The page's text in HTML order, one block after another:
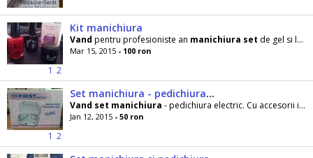
1 2
Kit manichiura
Vand pentru profesioniste an manichiura set de gel si lac plus pitre colorate la un pret promo !!!
Mar 15, 2015 - 100 ron
1 2
Set manichiura - pedichiura electric
Vand set manichiura - pedichiura electric. Cu accesorii incluse. URGENT!!! Pret: 50 lei
Jan 12, 2015 - 50 ron